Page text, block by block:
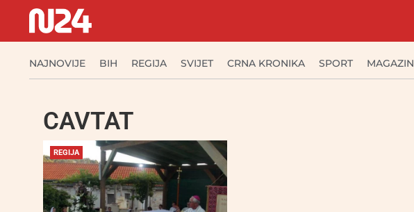
NAJNOVIJE BIH REGIJA SVIJET CRNA KRONIKA SPORT MAGAZIN
CAVTAT
REGIJA